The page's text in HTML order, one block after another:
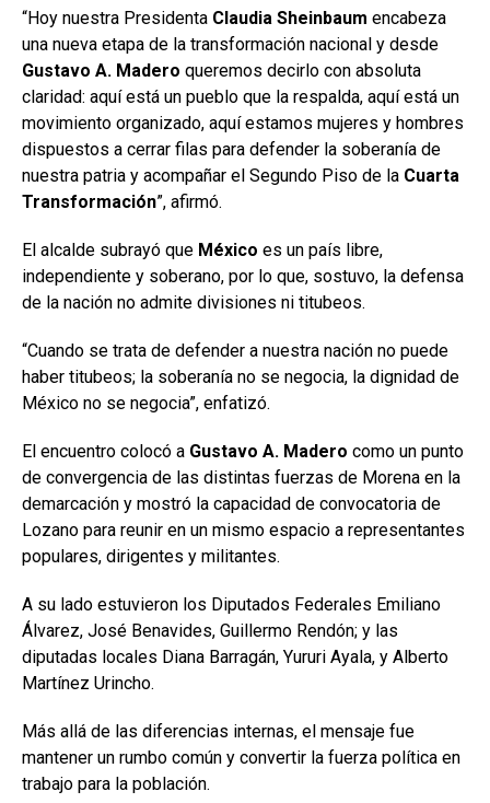
“Hoy nuestra Presidenta Claudia Sheinbaum encabeza
una nueva etapa de la transformación nacional y desde
Gustavo A. Madero queremos decirlo con absoluta
claridad: aquí está un pueblo que la respalda, aquí está un
movimiento organizado, aquí estamos mujeres y hombres
dispuestos a cerrar filas para defender la soberanía de
nuestra patria y acompañar el Segundo Piso de la Cuarta
Transformación”, afirmó.
El alcalde subrayó que México es un país libre,
independiente y soberano, por lo que, sostuvo, la defensa
de la nación no admite divisiones ni titubeos.
“Cuando se trata de defender a nuestra nación no puede
haber titubeos; la soberanía no se negocia, la dignidad de
México no se negocia”, enfatizó.
El encuentro colocó a Gustavo A. Madero como un punto
de convergencia de las distintas fuerzas de Morena en la
demarcación y mostró la capacidad de convocatoria de
Lozano para reunir en un mismo espacio a representantes
populares, dirigentes y militantes.
A su lado estuvieron los Diputados Federales Emiliano
Álvarez, José Benavides, Guillermo Rendón; y las
diputadas locales Diana Barragán, Yururi Ayala, y Alberto
Martínez Urincho.
Más allá de las diferencias internas, el mensaje fue
mantener un rumbo común y convertir la fuerza política en
trabajo para la población.